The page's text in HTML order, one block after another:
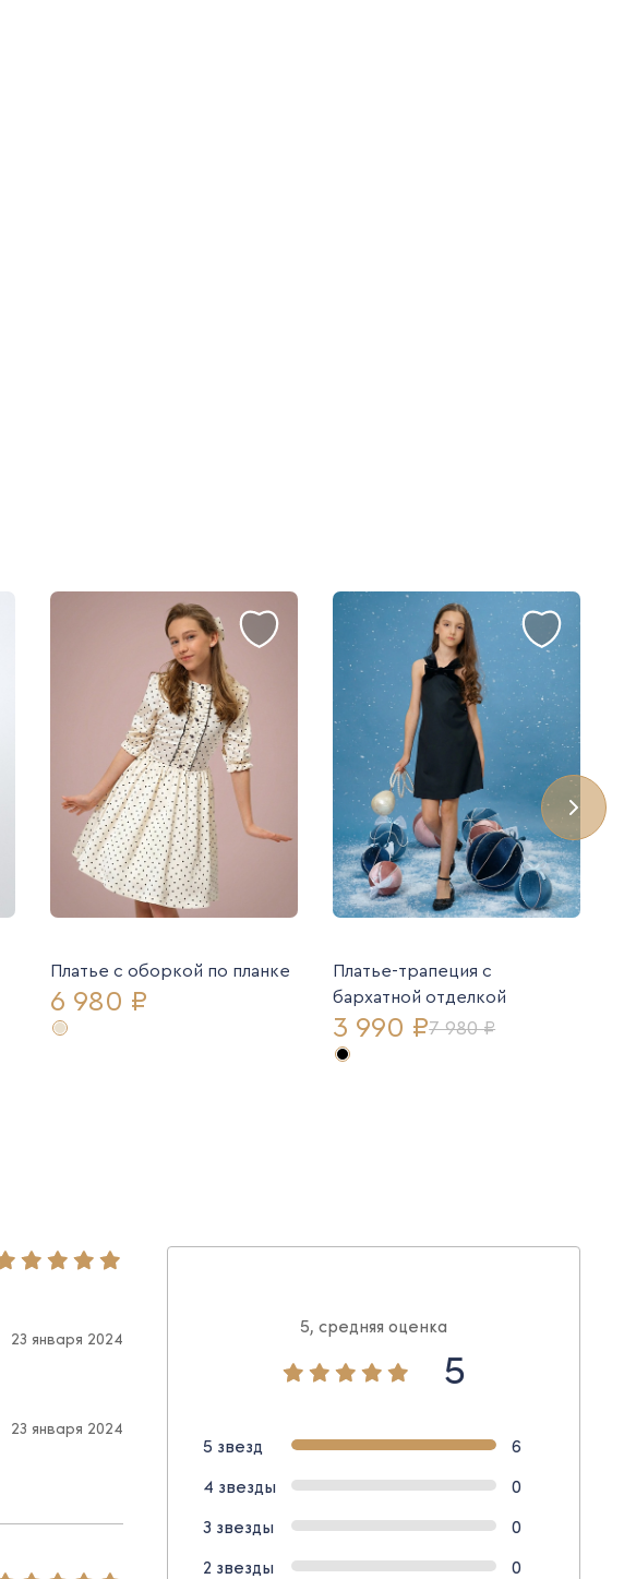
Платье с оборкой по планке
6 980 ₽
Платье-трапеция с
бархатной отделкой
3 990 ₽7 980 ₽
5, средняя оценка
5
5 звезд
6
4 звезды
0
3 звезды
0
2 звезды
0
23 января 2024
23 января 2024